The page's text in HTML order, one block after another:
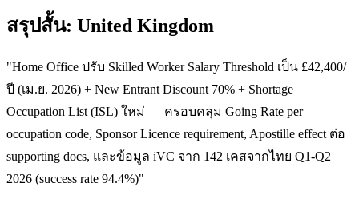
สรุปสั้น: United Kingdom
"Home Office ปรับ Skilled Worker Salary Threshold เป็น £42,400/
ปี (เม.ย. 2026) + New Entrant Discount 70% + Shortage
Occupation List (ISL) ใหม่ — ครอบคลุม Going Rate per
occupation code, Sponsor Licence requirement, Apostille effect ต่อ
supporting docs, และข้อมูล iVC จาก 142 เคสจากไทย Q1-Q2
2026 (success rate 94.4%)"